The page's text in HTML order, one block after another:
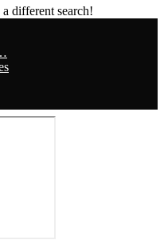
different search!